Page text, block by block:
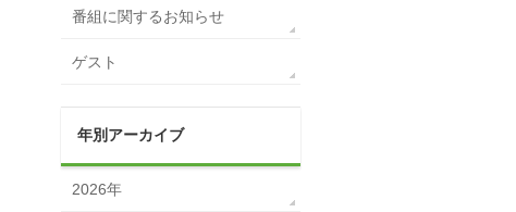
番組に関するお知らせ
ゲスト
年別アーカイブ
2026年